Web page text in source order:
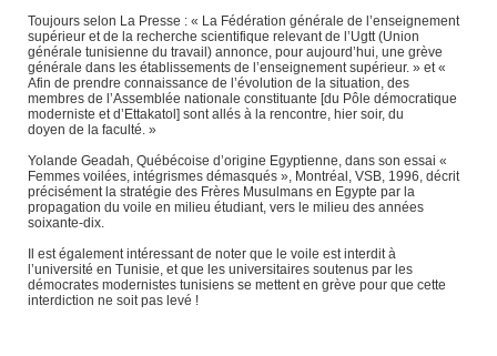
Toujours selon La Presse : « La Fédération générale de l’enseignement
supérieur et de la recherche scientifique relevant de l’Ugtt (Union
générale tunisienne du travail) annonce, pour aujourd’hui, une grève
générale dans les établissements de l’enseignement supérieur. » et «
Afin de prendre connaissance de l’évolution de la situation, des
membres de l’Assemblée nationale constituante [du Pôle démocratique
moderniste et d’Ettakatol] sont allés à la rencontre, hier soir, du
doyen de la faculté. »
Yolande Geadah, Québécoise d’origine Egyptienne, dans son essai «
Femmes voilées, intégrismes démasqués », Montréal, VSB, 1996, décrit
précisément la stratégie des Frères Musulmans en Egypte par la
propagation du voile en milieu étudiant, vers le milieu des années
soixante-dix.
Il est également intéressant de noter que le voile est interdit à
l’université en Tunisie, et que les universitaires soutenus par les
démocrates modernistes tunisiens se mettent en grève pour que cette
interdiction ne soit pas levé !